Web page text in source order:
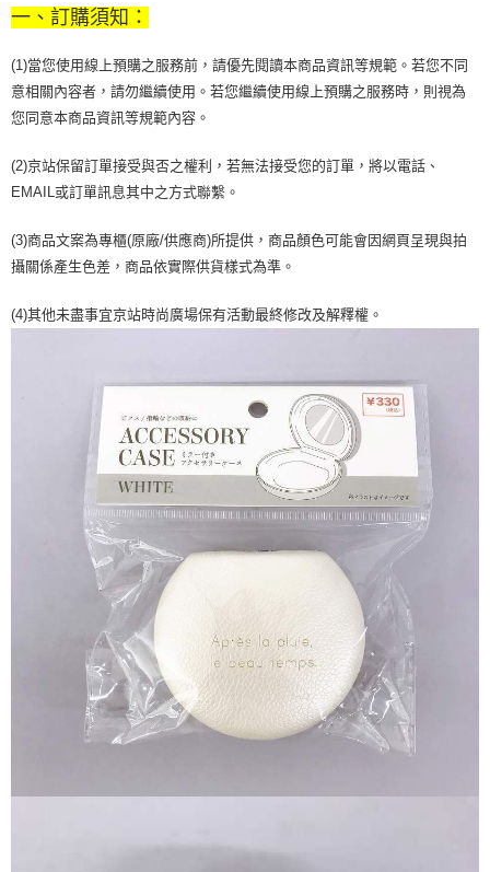
【大哥付你分期使用說明】
2.付款方式選擇「大哥付你分期」，訂單成立後會自動跳轉到大哥付的交易
流程，驗證手機門號後，選擇欲分期的期數、繳款截止日，確認付款後即完
成交易。
3.實際核准額度、可分期數及費用金額請依後續交易確認頁面所載為準。
消。如遇「轉專審核」未通過狀況，表示未達大哥付你分期系統評分，恕無
法說明評估內容。
【繳款方式說明】
醒簡訊。
2.透過簡訊連結打開帳單後，可選擇「超商條碼／台灣大直營門市／銀行轉
【注意事項】
買賣價金債權讓與本公司後，依約使用本公司帳單繳交帳款。
2.基於同意付款使用「大哥付你分期」之契約關係目的，商店將以您的個人
資料（包含姓名、電話或地址）提供予台灣大哥大進項蒐集、處理及利用，
由本公司與您本人進行分期帳單所需資料之確認、核對及更正。
3.完整用戶服務條款，請詳閱以下連結：https://oppay.tw/userRule
相關說明
【關於「AFTEE先享後付」】
AFTEE先享後付是「在收到商品之後才付款」的支付方式。 讓您購物簡單
２．便利：只要手機號碼，簡訊認證，即可結帳。
３．安心：先確認商品／服務後，再付款。
【「AFTEE先享後付」結帳流程】
１．於結帳方式選擇「AFTEE先享後付」後，將跳轉至「AFTEE先享後付」
結帳頁面，進行簡訊認證並確認金額後，即可完成結帳。
３．收到繳費通知簡訊後14天內，點擊此簡訊中的連結，可透過四大超商／
ATM／網路銀行／等多元方式進行付款，方視為交易完成。
後付繳納相關費用。
※ 交易是否成功請以「AFTEE先享後付 」之結帳頁面顯示為準，若有關於
是否繳費成功／繳費後需取消欲退款等相關疑問，請聯繫「AFTEE先享後付
客戶支援中心」 https://netprotections.freshdesk.com/support/home
１．透過由恩沛科技股份有限公司提供之「AFTEE先享後付」服務完成之交
易，需依本服務之必要範圍內提供個人資料，並將交易相關給付款項請求債
權轉讓予恩沛科技股份有限公司。
２．關於個人資料處理事宜，請瀏覽以下網址：
https://aftee.tw/terms/#terms3
３．未成年的使用者請事先徵得法定代理人或監護人之同意方可使用
「AFTEE先享後付」，若未經同意申辦者引起之損失，本公司不負相關責
４．使用「AFTEE先享後付」時，將依據個別帳號之用戶狀況，依本公司即
時審查核予不同之上限額度；若仍有額度不足之情形，本公司將視審查結果
請求用戶進行身份認證。
５．嚴禁一人註冊多個帳號或使用他人資訊註冊。若發現惡意使用之情形，
恩沛科技股份有限公司將有權停止該用戶之使用額度並採取法律行動。
ATM付款
運送方式
付款後全家取貨
付款後7-11取貨
京站台北店客服中心(1F星巴克旁) 即日起不提供京站紙袋，取件時
請自備購物袋，若需購買紙袋可現場詢問
一、訂購須知：
(1)當您使用線上預購之服務前，請優先閱讀本商品資訊等規範。若您不同
意相關內容者，請勿繼續使用。若您繼續使用線上預購之服務時，則視為
您同意本商品資訊等規範內容。
(2)京站保留訂單接受與否之權利，若無法接受您的訂單，將以電話、
EMAIL或訂單訊息其中之方式聯繫。
(3)商品文案為專櫃(原廠/供應商)所提供，商品顏色可能會因網頁呈現與拍
攝關係產生色差，商品依實際供貨樣式為準。
(4)其他未盡事宜京站時尚廣場保有活動最終修改及解釋權。